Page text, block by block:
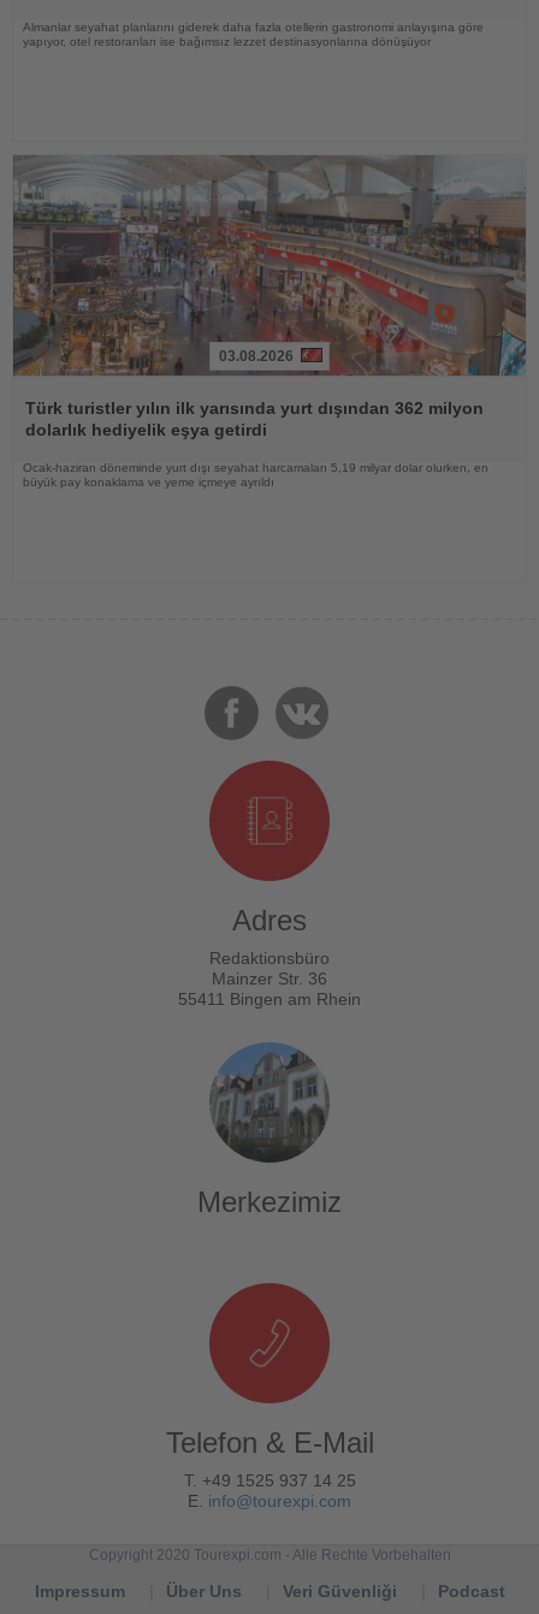
Almanlar seyahat planlarını giderek daha fazla otellerin gastronomi anlayışına göre
yapıyor, otel restoranları ise bağımsız lezzet destinasyonlarına dönüşüyor
Oku
03.08.2026
Türk turistler yılın ilk yarısında yurt dışından 362 milyon
dolarlık hediyelik eşya getirdi
Ocak-haziran döneminde yurt dışı seyahat harcamaları 5,19 milyar dolar olurken, en
büyük pay konaklama ve yeme içmeye ayrıldı
Adres
Redaktionsbüro
Mainzer Str. 36
55411 Bingen am Rhein
Merkezimiz
Telefon & E-Mail
T. +49 1525 937 14 25
E. info@tourexpi.com
Copyright 2020 Tourexpi.com - Alle Rechte Vorbehalten
Impressum Über Uns Veri Güvenliği Podcast